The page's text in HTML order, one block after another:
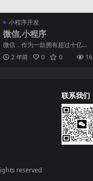
小程序开发
微信,小程序
微信，作为一款拥有超过十亿用
户的社交软件，成为了现代人生
活中不可或缺的一部分。而
2 年前 0 0 16
联系我们
reserved